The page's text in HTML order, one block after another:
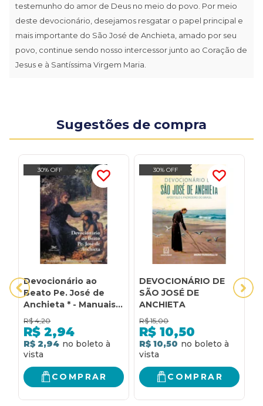
testemunho do amor de Deus no meio do povo. Por meio
deste devocionário, desejamos resgatar o papel principal e
mais importante do São José de Anchieta, amado por seu
povo, continue sendo nosso intercessor junto ao Coração de
Jesus e à Santíssima Virgem Maria.
Sugestões de compra
30% OFF
Devocionário ao
Beato Pe. José de
Anchieta * - Manuais,
Devoc., Nov., Canc.
R$ 4,20
R$ 2,94
R$ 2,94
COMPRAR
30% OFF
DEVOCIONÁRIO DE
SÃO JOSÉ DE
ANCHIETA
R$ 15,00
R$ 10,50
R$ 10,50
COMPRAR